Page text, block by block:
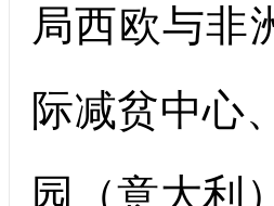
局西欧与非
际减贫中心
园（意大利